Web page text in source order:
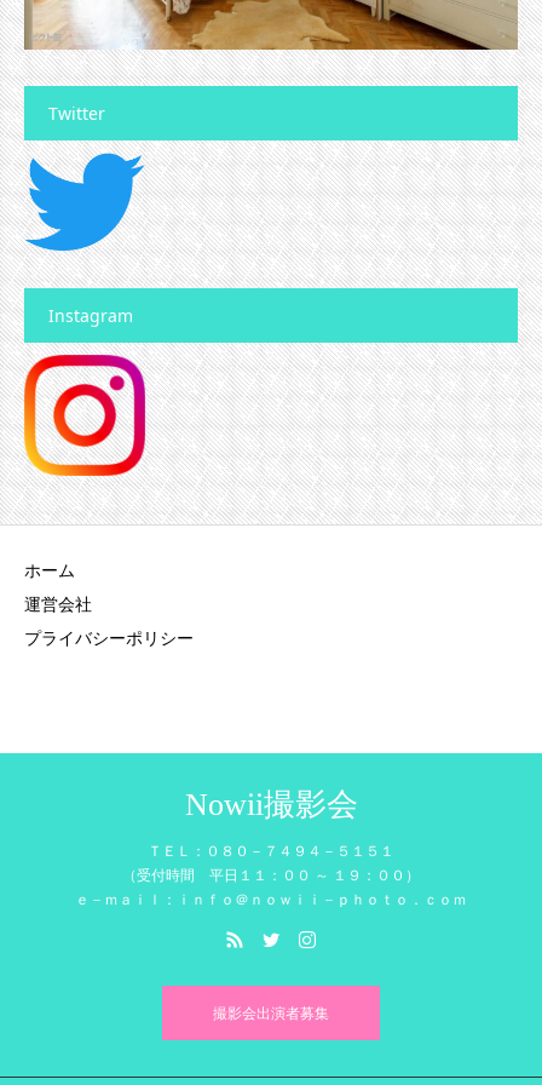
Twitter
Instagram
ホーム
運営会社
プライバシーポリシー
Nowii撮影会
ＴＥＬ：０８０－７４９４－５１５１
（受付時間 平日１１：００ ～ １９：００）
ｅ－ｍａｉｌ：ｉｎｆｏ＠ｎｏｗｉｉ－ｐｈｏｔｏ．ｃｏｍ
撮影会出演者募集